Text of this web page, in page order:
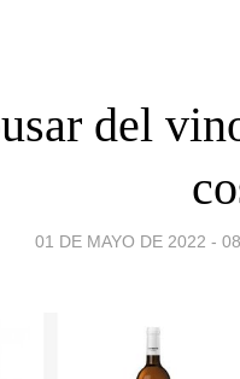
del
01 DE MAYO DE 2022 -